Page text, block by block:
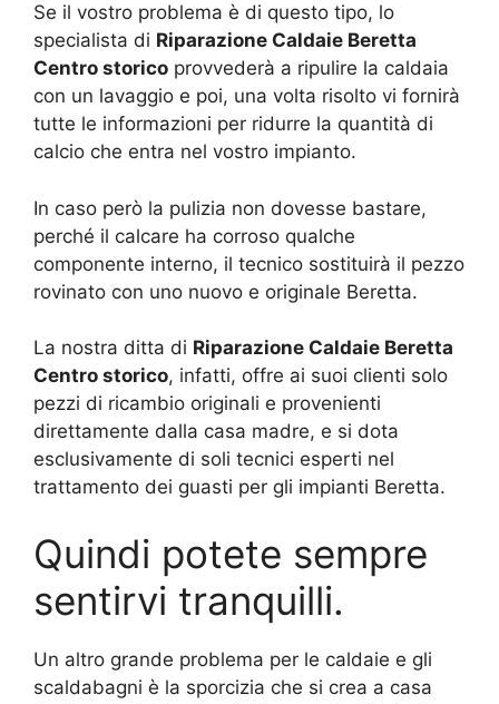
Se il vostro problema è di questo tipo, lo
specialista di Riparazione Caldaie Beretta
Centro storico provvederà a ripulire la caldaia
con un lavaggio e poi, una volta risolto vi fornirà
tutte le informazioni per ridurre la quantità di
calcio che entra nel vostro impianto.
In caso però la pulizia non dovesse bastare,
perché il calcare ha corroso qualche
componente interno, il tecnico sostituirà il pezzo
rovinato con uno nuovo e originale Beretta.
La nostra ditta di Riparazione Caldaie Beretta
Centro storico, infatti, offre ai suoi clienti solo
pezzi di ricambio originali e provenienti
direttamente dalla casa madre, e si dota
esclusivamente di soli tecnici esperti nel
trattamento dei guasti per gli impianti Beretta.
Quindi potete sempre
sentirvi tranquilli.
Un altro grande problema per le caldaie e gli
scaldabagni è la sporcizia che si crea a casa